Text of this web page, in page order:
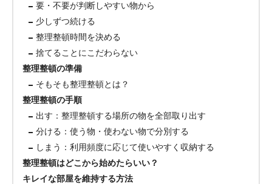
要・不要が判断しやすい物から
少しずつ続ける
整理整頓時間を決める
捨てることにこだわらない
整理整頓の準備
そもそも整理整頓とは？
整理整頓の手順
出す：整理整頓する場所の物を全部取り出す
分ける：使う物・使わない物で分別する
しまう：利用頻度に応じて使いやすく収納する
整理整頓はどこから始めたらいい？
キレイな部屋を維持する方法